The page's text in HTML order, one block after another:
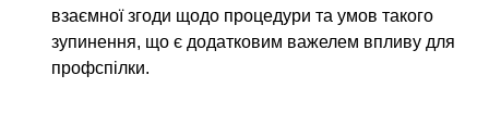
взаємної згоди щодо процедури та умов такого
зупинення, що є додатковим важелем впливу для
профспілки.